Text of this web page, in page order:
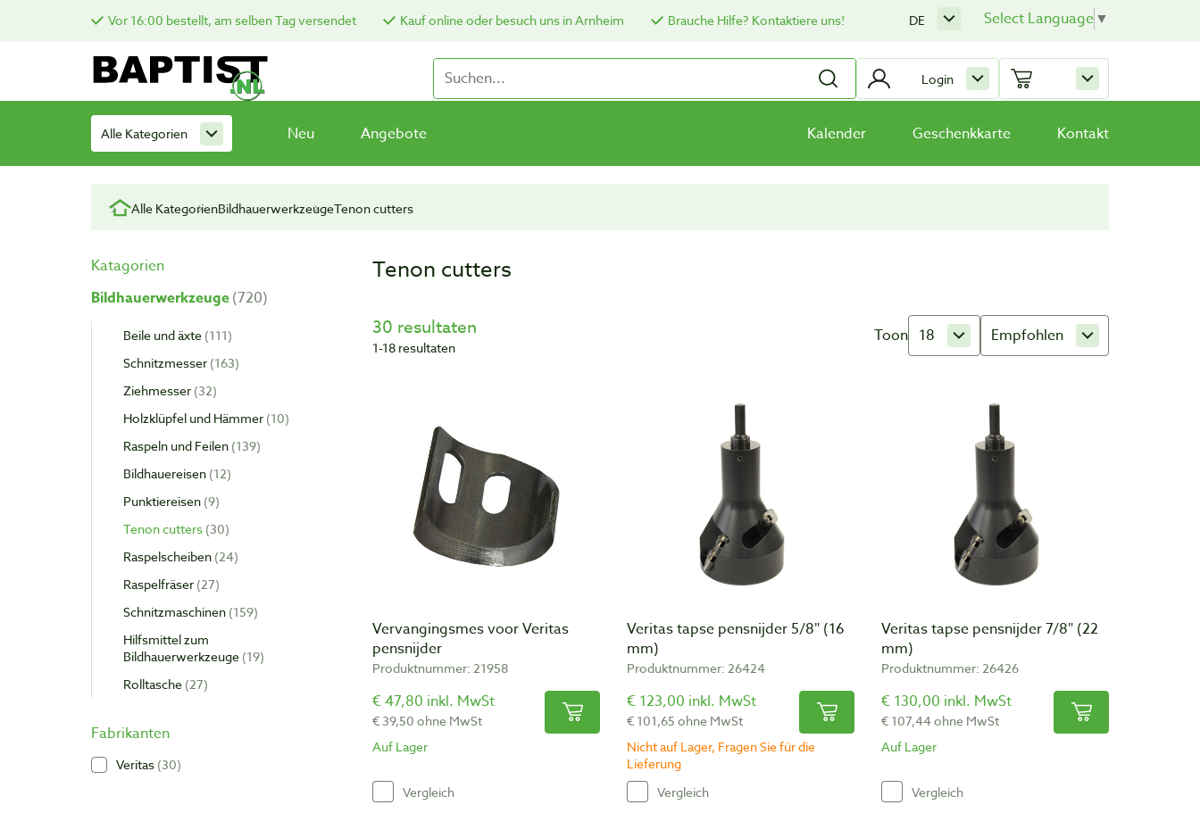
Vor 16:00 bestellt, am selben Tag versendet Kauf online oder besuch uns in Arnheim Brauche Hilfe? Kontaktiere uns! Select Language▼
DE
Login
Alle Kategorien Neu Angebote Kalender Geschenkkarte Kontakt
Alle KategorienBildhauerwerkzeugeTenon cutters
Katagorien
Bildhauerwerkzeuge 720
Beile und äxte 111
Schnitzmesser 163
Ziehmesser 32
Holzklüpfel und Hämmer 10
Raspeln und Feilen 139
Bildhauereisen 12
Punktiereisen 9
Tenon cutters 30
Raspelscheiben 24
Raspelfräser 27
Schnitzmaschinen 159
Hilfsmittel zum
Bildhauerwerkzeuge 19
Rolltasche 27
Fabrikanten
Veritas 30
Tenon cutters
30 resultaten
1-18 resultaten
Toon 18 Empfohlen
Vervangingsmes voor Veritas
pensnijder
Produktnummer: 21958
€ 47,80 inkl. MwSt
€ 39,50 ohne MwSt
Auf Lager
Vergleich
Veritas tapse pensnijder 5/8″ (16
mm)
Produktnummer: 26424
€ 123,00 inkl. MwSt
€ 101,65 ohne MwSt
Nicht auf Lager, Fragen Sie für die
Lieferung
Vergleich
Veritas tapse pensnijder 7/8″ (22
mm)
Produktnummer: 26426
€ 130,00 inkl. MwSt
€ 107,44 ohne MwSt
Auf Lager
Vergleich